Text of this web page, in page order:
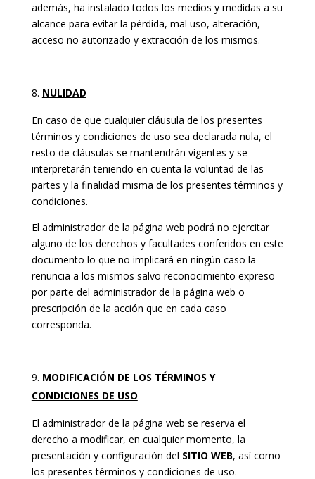
además, ha instalado todos los medios y medidas a su
alcance para evitar la pérdida, mal uso, alteración,
acceso no autorizado y extracción de los mismos.
NULIDAD
En caso de que cualquier cláusula de los presentes
términos y condiciones de uso sea declarada nula, el
resto de cláusulas se mantendrán vigentes y se
interpretarán teniendo en cuenta la voluntad de las
partes y la finalidad misma de los presentes términos y
condiciones.
El administrador de la página web podrá no ejercitar
alguno de los derechos y facultades conferidos en este
documento lo que no implicará en ningún caso la
renuncia a los mismos salvo reconocimiento expreso
por parte del administrador de la página web o
prescripción de la acción que en cada caso
corresponda.
MODIFICACIÓN DE LOS TÉRMINOS Y
CONDICIONES DE USO
El administrador de la página web se reserva el
derecho a modificar, en cualquier momento, la
presentación y configuración del SITIO WEB, así como
los presentes términos y condiciones de uso.